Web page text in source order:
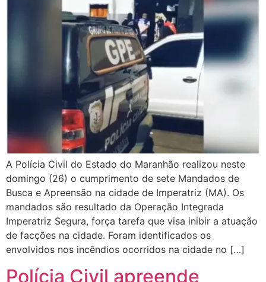
A Polícia Civil do Estado do Maranhão realizou neste
domingo (26) o cumprimento de sete Mandados de
Busca e Apreensão na cidade de Imperatriz (MA). Os
mandados são resultado da Operação Integrada
Imperatriz Segura, força tarefa que visa inibir a atuação
de facções na cidade. Foram identificados os
envolvidos nos incêndios ocorridos na cidade no […]
Polícia Civil apreende